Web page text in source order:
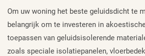
Om uw woning het beste geluidsdicht te
belangrijk om te investeren in
toepassen van geluidsisolerende
zoals speciale isolatiepanelen,